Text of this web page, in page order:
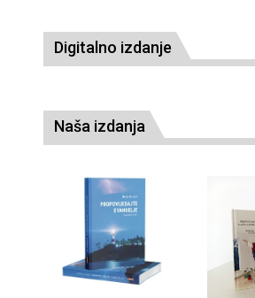
Digitalno izdanje
Naša izdanja